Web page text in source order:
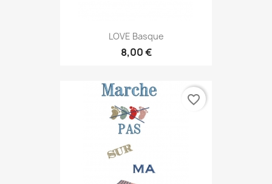
LOVE Basque
8,00 €
favorite_border